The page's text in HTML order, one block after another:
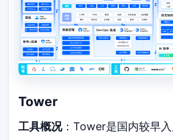
Tower
工具概况：Tower是国内较早